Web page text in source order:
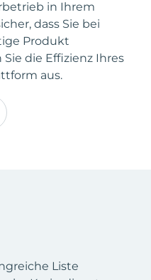
in Ihrem
dass Sie bei
Produkt
die Effizienz Ihres
aus.
Liste